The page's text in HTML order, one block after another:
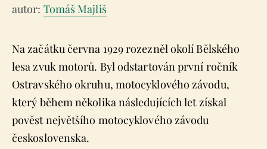
autor: Tomáš Majliš
Na začátku června 1929 rozezněl okolí Bělského
lesa zvuk motorů. Byl odstartován první ročník
Ostravského okruhu, motocyklového závodu,
který během několika následujících let získal
pověst největšího motocyklového závodu
československa.